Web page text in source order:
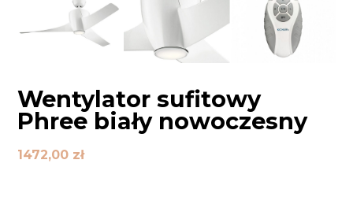
Wentylator sufitowy
Phree biały nowoczesny
1472,00 zł